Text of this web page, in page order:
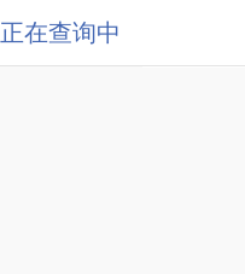
正在查询中